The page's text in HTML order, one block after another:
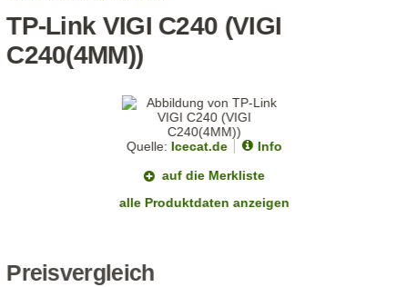
TP-Link VIGI C240 (VIGI
C240(4MM))
Quelle: Icecat.de
Info
auf die Merkliste
alle Produktdaten anzeigen
Preisvergleich